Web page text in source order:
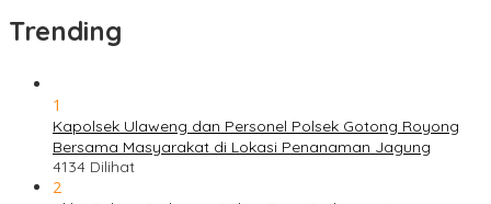
Trending
1
Kapolsek Ulaweng dan Personel Polsek Gotong Royong
Bersama Masyarakat di Lokasi Penanaman Jagung
4134 Dilihat
2